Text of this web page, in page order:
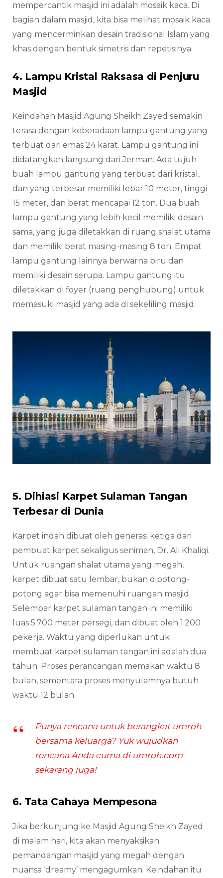
mempercantik masjid ini adalah mosaik kaca. Di
bagian dalam masjid, kita bisa melihat mosaik kaca
yang mencerminkan desain tradisional Islam yang
khas dengan bentuk simetris dan repetisinya.
4. Lampu Kristal Raksasa di Penjuru
Masjid
Keindahan Masjid Agung Sheikh Zayed semakin
terasa dengan keberadaan lampu gantung yang
terbuat dari emas 24 karat. Lampu gantung ini
didatangkan langsung dari Jerman. Ada tujuh
buah lampu gantung yang terbuat dari kristal,
dan yang terbesar memiliki lebar 10 meter, tinggi
15 meter, dan berat mencapai 12 ton. Dua buah
lampu gantung yang lebih kecil memiliki desain
sama, yang juga diletakkan di ruang shalat utama
dan memiliki berat masing-masing 8 ton. Empat
lampu gantung lainnya berwarna biru dan
memiliki desain serupa. Lampu gantung itu
diletakkan di foyer (ruang penghubung) untuk
memasuki masjid yang ada di sekeliling masjid.
5. Dihiasi Karpet Sulaman Tangan
Terbesar di Dunia
Karpet indah dibuat oleh generasi ketiga dari
pembuat karpet sekaligus seniman, Dr. Ali Khaliqi.
Untuk ruangan shalat utama yang megah,
karpet dibuat satu lembar, bukan dipotong-
potong agar bisa memenuhi ruangan masjid.
Selembar karpet sulaman tangan ini memiliki
luas 5.700 meter persegi, dan dibuat oleh 1.200
pekerja. Waktu yang diperlukan untuk
membuat karpet sulaman tangan ini adalah dua
tahun. Proses perancangan memakan waktu 8
bulan, sementara proses menyulamnya butuh
waktu 12 bulan.
Punya rencana untuk berangkat umroh
bersama keluarga? Yuk wujudkan
rencana Anda cuma di umroh.com
sekarang juga!
6. Tata Cahaya Mempesona
Jika berkunjung ke Masjid Agung Sheikh Zayed
di malam hari, kita akan menyaksikan
pemandangan masjid yang megah dengan
nuansa ‘dreamy’ mengagumkan. Keindahan itu